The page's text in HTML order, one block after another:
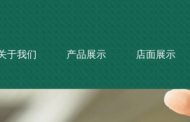
于我们 产品展示 店面展示